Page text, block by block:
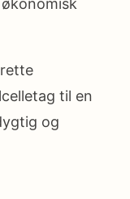
til en
og